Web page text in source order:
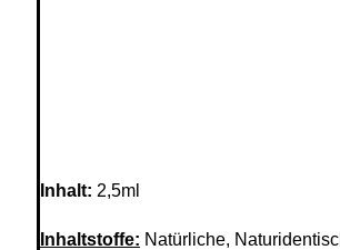
Inhalt: 2,5ml
Inhaltstoffe: Natürliche,